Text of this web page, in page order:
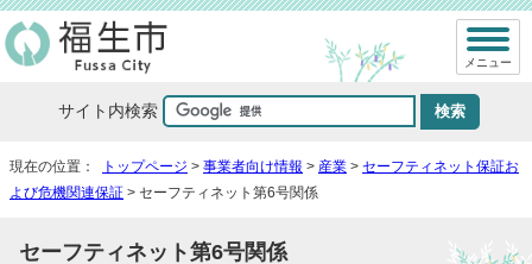
サイト内検索
メニュー
現在の位置： トップページ > 事業者向け情報 > 産業 > セーフティネット保証お
よび危機関連保証 > セーフティネット第6号関係
セーフティネット第6号関係